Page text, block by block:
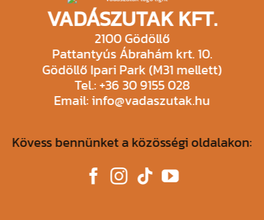
VADÁSZUTAK KFT.
2100 Gödöllő
Pattantyús Ábrahám krt. 10.
Gödöllő Ipari Park (M31 mellett)
Tel.: +36 30 9155 028
Email: info@vadaszutak.hu
Kövess bennünket a közösségi oldalakon: